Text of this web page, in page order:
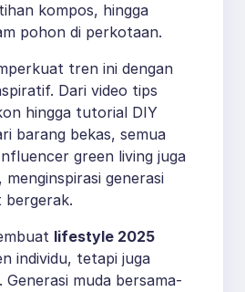
kompos, hingga
pohon di perkotaan.
tren ini dengan
Dari video tips
hingga tutorial DIY
barang bekas, semua
green living juga
menginspirasi generasi
lifestyle 2025
individu, tetapi juga
muda bersama-